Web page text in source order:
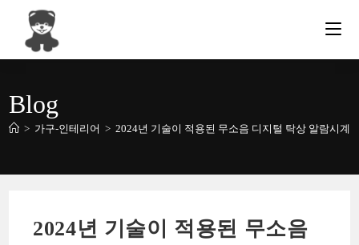
content
Blog
> 가구-인테리어 > 2024년 기술이 적용된 무소음 디지털 탁상 알람시계,
2024년 기술이 적용된 무소음